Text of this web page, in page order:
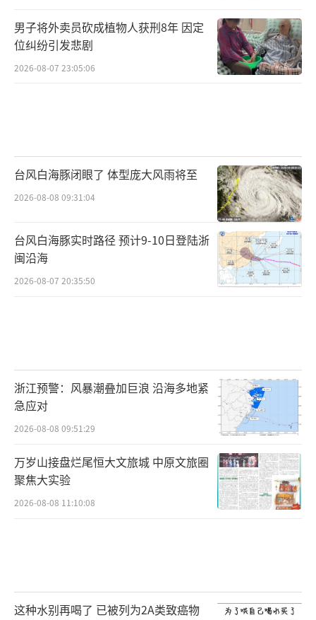
男子将外卖员砍成植物人获刑8年 因定
位纠纷引发悲剧
2026-08-07 23:05:06
台风白海豚闭眼了 体型庞大风雨将至
2026-08-08 09:31:04
台风白海豚实时路径 预计9-10日登陆浙
闽沿海
2026-08-07 20:35:50
浙江预警：风暴潮叠加巨浪 沿海多地紧
急应对
2026-08-08 09:51:29
万岁山接盘烂尾恒大文旅城 中原文旅圈
聚焦大实验
2026-08-08 11:10:08
这种水别再喝了 已被列为2A类致癌物